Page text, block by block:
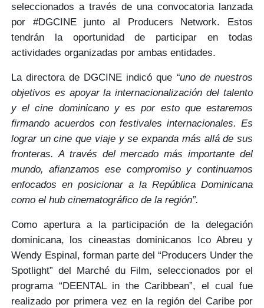
seleccionados a través de unaconvocatoria lanzada
por #DGCINE junto al Producers Network. Estos
tendrán la oportunidad de participar en todas
actividades organizadas por ambas entidades.
La directora de DGCINE indicó que “uno de nuestros
objetivos es apoyar la internacionalización del talento
y el cine dominicano y es por esto que estaremos
firmando acuerdos con festivales internacionales. Es
lograr un cine que viaje y se expanda más allá de sus
fronteras. A través del mercado más importante del
mundo, afianzamos ese compromiso y continuamos
enfocados en posicionar a la República Dominicana
como el hub cinematográfico de la región”.
Como apertura a la participación de la delegación
dominicana, los cineastas dominicanos Ico Abreu y
Wendy Espinal, forman parte del“Producers Under the
Spotlight” del Marché du Film, seleccionados por el
programa “DEENTAL in the Caribbean”, el cual fue
realizado por primera vez en la región del Caribe por